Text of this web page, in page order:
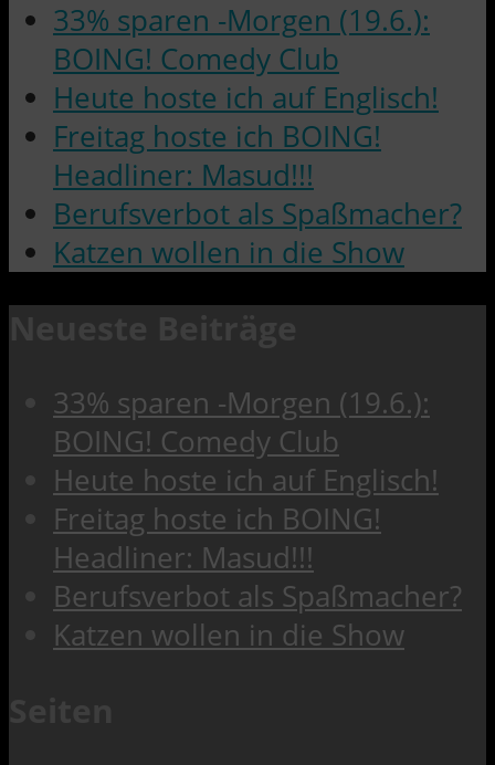
33% sparen -Morgen (19.6.):
BOING! Comedy Club
Heute hoste ich auf Englisch!
Freitag hoste ich BOING!
Headliner: Masud!!!
Berufsverbot als Spaßmacher?
Katzen wollen in die Show
33% sparen -Morgen (19.6.):
BOING! Comedy Club
Heute hoste ich auf Englisch!
Freitag hoste ich BOING!
Headliner: Masud!!!
Berufsverbot als Spaßmacher?
Katzen wollen in die Show